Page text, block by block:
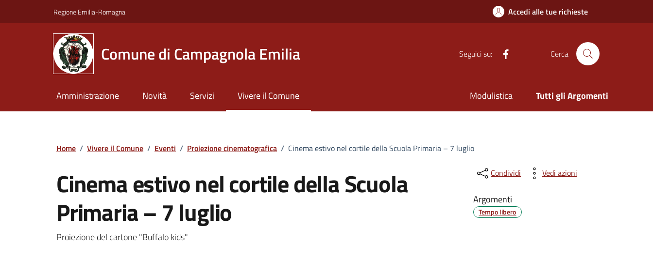
Regione Emilia-Romagna Accedi alle tue richieste
Comune di Campagnola Emilia Seguici su: Cerca
Amministrazione Novità Servizi Vivere il Comune Modulistica Tutti gli Argomenti
Home / Vivere il Comune / Eventi / Proiezione cinematografica / Cinema estivo nel cortile della Scuola Primaria – 7 luglio
Cinema estivo nel cortile della Scuola
Primaria – 7 luglio
Proiezione del cartone "Buffalo kids"
Condividi Vedi azioni
Argomenti
Tempo libero